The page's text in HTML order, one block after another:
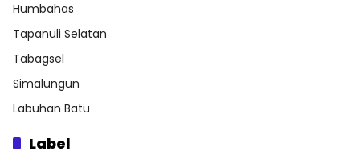
Humbahas
Tapanuli Selatan
Tabagsel
Simalungun
Labuhan Batu
Label